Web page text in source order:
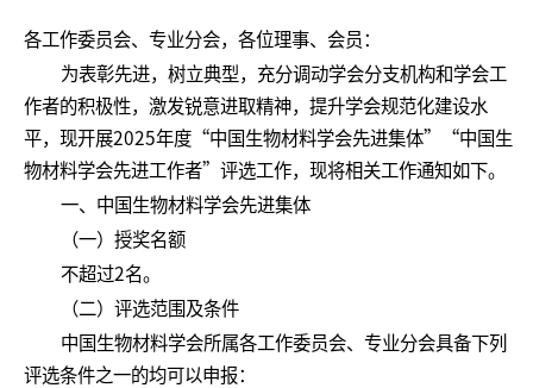
各工作委员会、专业分会，各位理事、会员：
为表彰先进，树立典型，充分调动学会分支机构和学会工
作者的积极性，激发锐意进取精神，提升学会规范化建设水
平，现开展2025年度“中国生物材料学会先进集体”“中国生
物材料学会先进工作者”评选工作，现将相关工作通知如下。
一、中国生物材料学会先进集体
（一）授奖名额
不超过2名。
（二）评选范围及条件
中国生物材料学会所属各工作委员会、专业分会具备下列
评选条件之一的均可以申报：